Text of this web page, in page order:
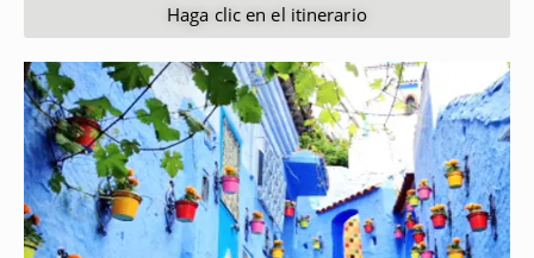
Haga clic en el itinerario